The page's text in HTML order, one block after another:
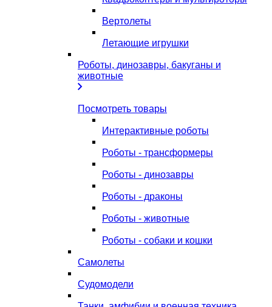
Вертолеты
Летающие игрушки
Роботы, динозавры, бакуганы и
животные
Посмотреть товары
Интерактивные роботы
Роботы - трансформеры
Роботы - динозавры
Роботы - драконы
Роботы - животные
Роботы - собаки и кошки
Самолеты
Судомодели